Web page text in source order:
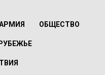
ОБЩЕСТВО